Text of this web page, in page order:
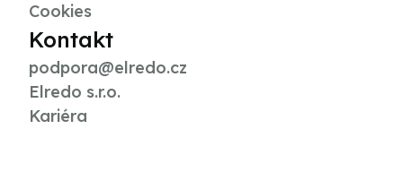
Cookies
Kontakt
podpora@elredo.cz
Elredo s.r.o.
Kariéra